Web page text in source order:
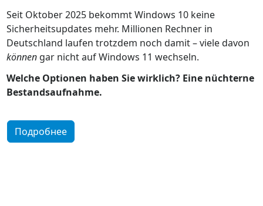
Seit Oktober 2025 bekommt Windows 10 keine
Sicherheitsupdates mehr. Millionen Rechner in
Deutschland laufen trotzdem noch damit – viele davon
können gar nicht auf Windows 11 wechseln.
Welche Optionen haben Sie wirklich? Eine nüchterne
Bestandsaufnahme.
Подробнее